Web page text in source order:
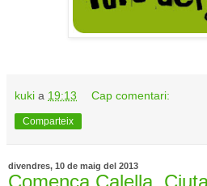
kuki a 19:13 Cap comentari:
Comparteix
divendres, 10 de maig del 2013